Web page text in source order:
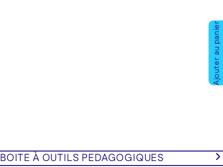
Ajouter au panier
BOITE À OUTILS PEDAGOGIQUES